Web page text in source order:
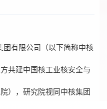
团有限公司（以下简称中核
共建中国核工业核安全与
），研究院视同中核集团